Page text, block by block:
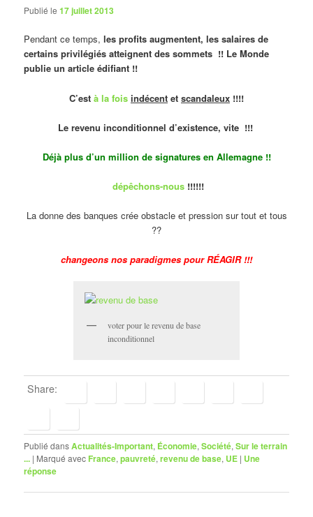
Publié le17 juillet 2013
Pendant ce temps,les profits augmentent, les salaires de
certains privilégiés atteignent des sommets !! Le Monde
publie un article édifiant !!
C’est à la fois indécent et scandaleux !!!!
Le revenu inconditionnel d’existence, vite !!!
Déjà plus d’un million de signatures en Allemagne !!
dépêchons-nous !!!!!!
La donne des banques crée obstacle et pression sur tout et tous
??
changeons nos paradigmes pour RÉAGIR !!!
voter pour le revenu de base
inconditionnel
Share:
Publié dansActualités-Important, Économie,Société,Sur le terrain
... | Marqué avec France,pauvreté,revenu de base, UE | Une
réponse